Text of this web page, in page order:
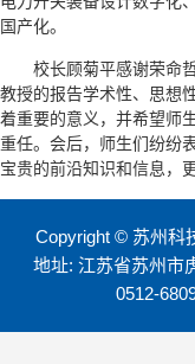
国产化。
校长顾菊平感谢荣命
教授的报告学术性、思想
着重要的意义，并希望师
重任。会后，师生们纷纷
宝贵的前沿知识和信息，
Copyright © 苏州科
地址: 江苏省苏州市
0512-